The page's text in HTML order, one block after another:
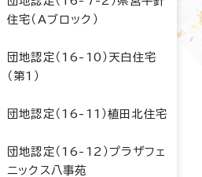
住宅（Aブロック）
団地認定（16-10）天白住宅
（第1）
団地認定（16-11）植田北住宅
団地認定（16-12）プラザフェ
ニックス八事苑